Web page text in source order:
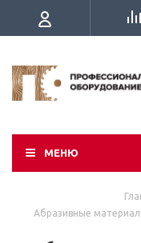
МЕНЮ
Абразивные